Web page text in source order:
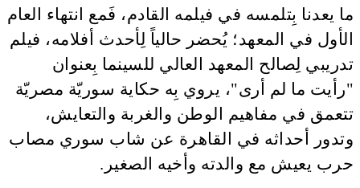
ما يعدنا بِتلمسه في فيلمه القادم، فَمع انتهاء العام
الأول في المعهد؛ يُحضر حالياً لِأحدث أفلامه، فيلم
تدريبي لِصالح المعهد العالي للسينما بِعنوان
"رأيت ما لم أرى"، يروي بِه حكاية سوريّة مصريّة
تتعمق في مفاهيم الوطن والغربة والتعايش،
وتدور أحداثه في القاهرة عن شاب سوري مصاب
حرب يعيش مع والدته وأخيه الصغير.